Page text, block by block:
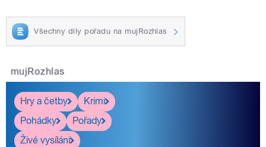
Všechny díly pořadu na mujRozhlas
mujRozhlas
Hry a četby
Krimi
Pohádky
Pořady
Živé vysílání